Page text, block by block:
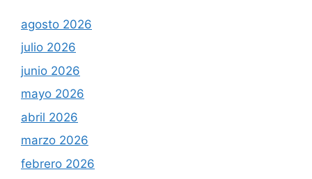
agosto 2026
julio 2026
junio 2026
mayo 2026
abril 2026
marzo 2026
febrero 2026